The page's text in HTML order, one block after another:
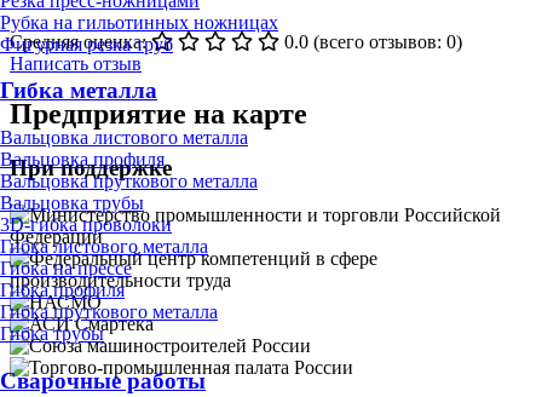
Рубка на гильотинных ножницах
Фигурная резка труб
Гибка металла
Вальцовка листового металла
Вальцовка профиля
Вальцовка пруткового металла
Вальцовка трубы
3D-гибка проволоки
Гибка листового металла
Гибка на прессе
Гибка профиля
Гибка пруткового металла
Гибка трубы
Сварочные работы
Средняя оценка: 0.0 (всего отзывов: 0)
Написать отзыв
Предприятие на карте
При поддержке